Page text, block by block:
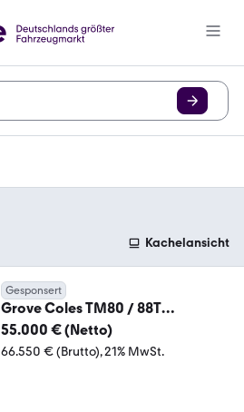
Kachelansicht
Gesponsert
Grove Coles TM80 / 88T
Grove/Coles TM 80 Mobilkran - 8
55.000 € (Netto)
66.550 € (Brutto) 21% MwSt.